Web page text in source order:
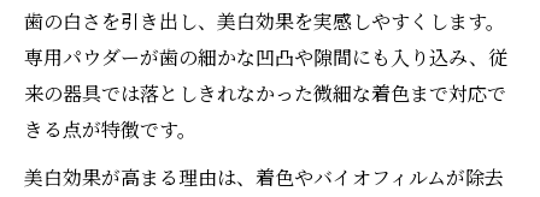
歯の白さを引き出し、美白効果を実感しやすくします。
専用パウダーが歯の細かな凹凸や隙間にも入り込み、従
来の器具では落としきれなかった微細な着色まで対応で
きる点が特徴です。
美白効果が高まる理由は、着色やバイオフィルムが除去